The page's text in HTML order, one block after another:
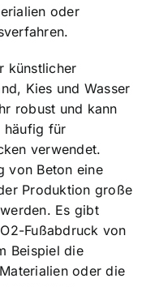
oder
künstlicher
Kies und Wasser
robust und kann
häufig für
verwendet.
von Beton eine
Produktion große
Es gibt
Fußabdruck von
Beispiel die
oder die